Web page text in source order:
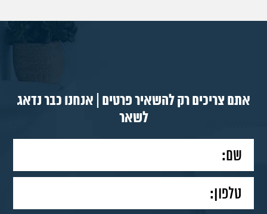
אתם צריכים רק להשאיר פרטים | אנחנו כבר נדאג
לשאר